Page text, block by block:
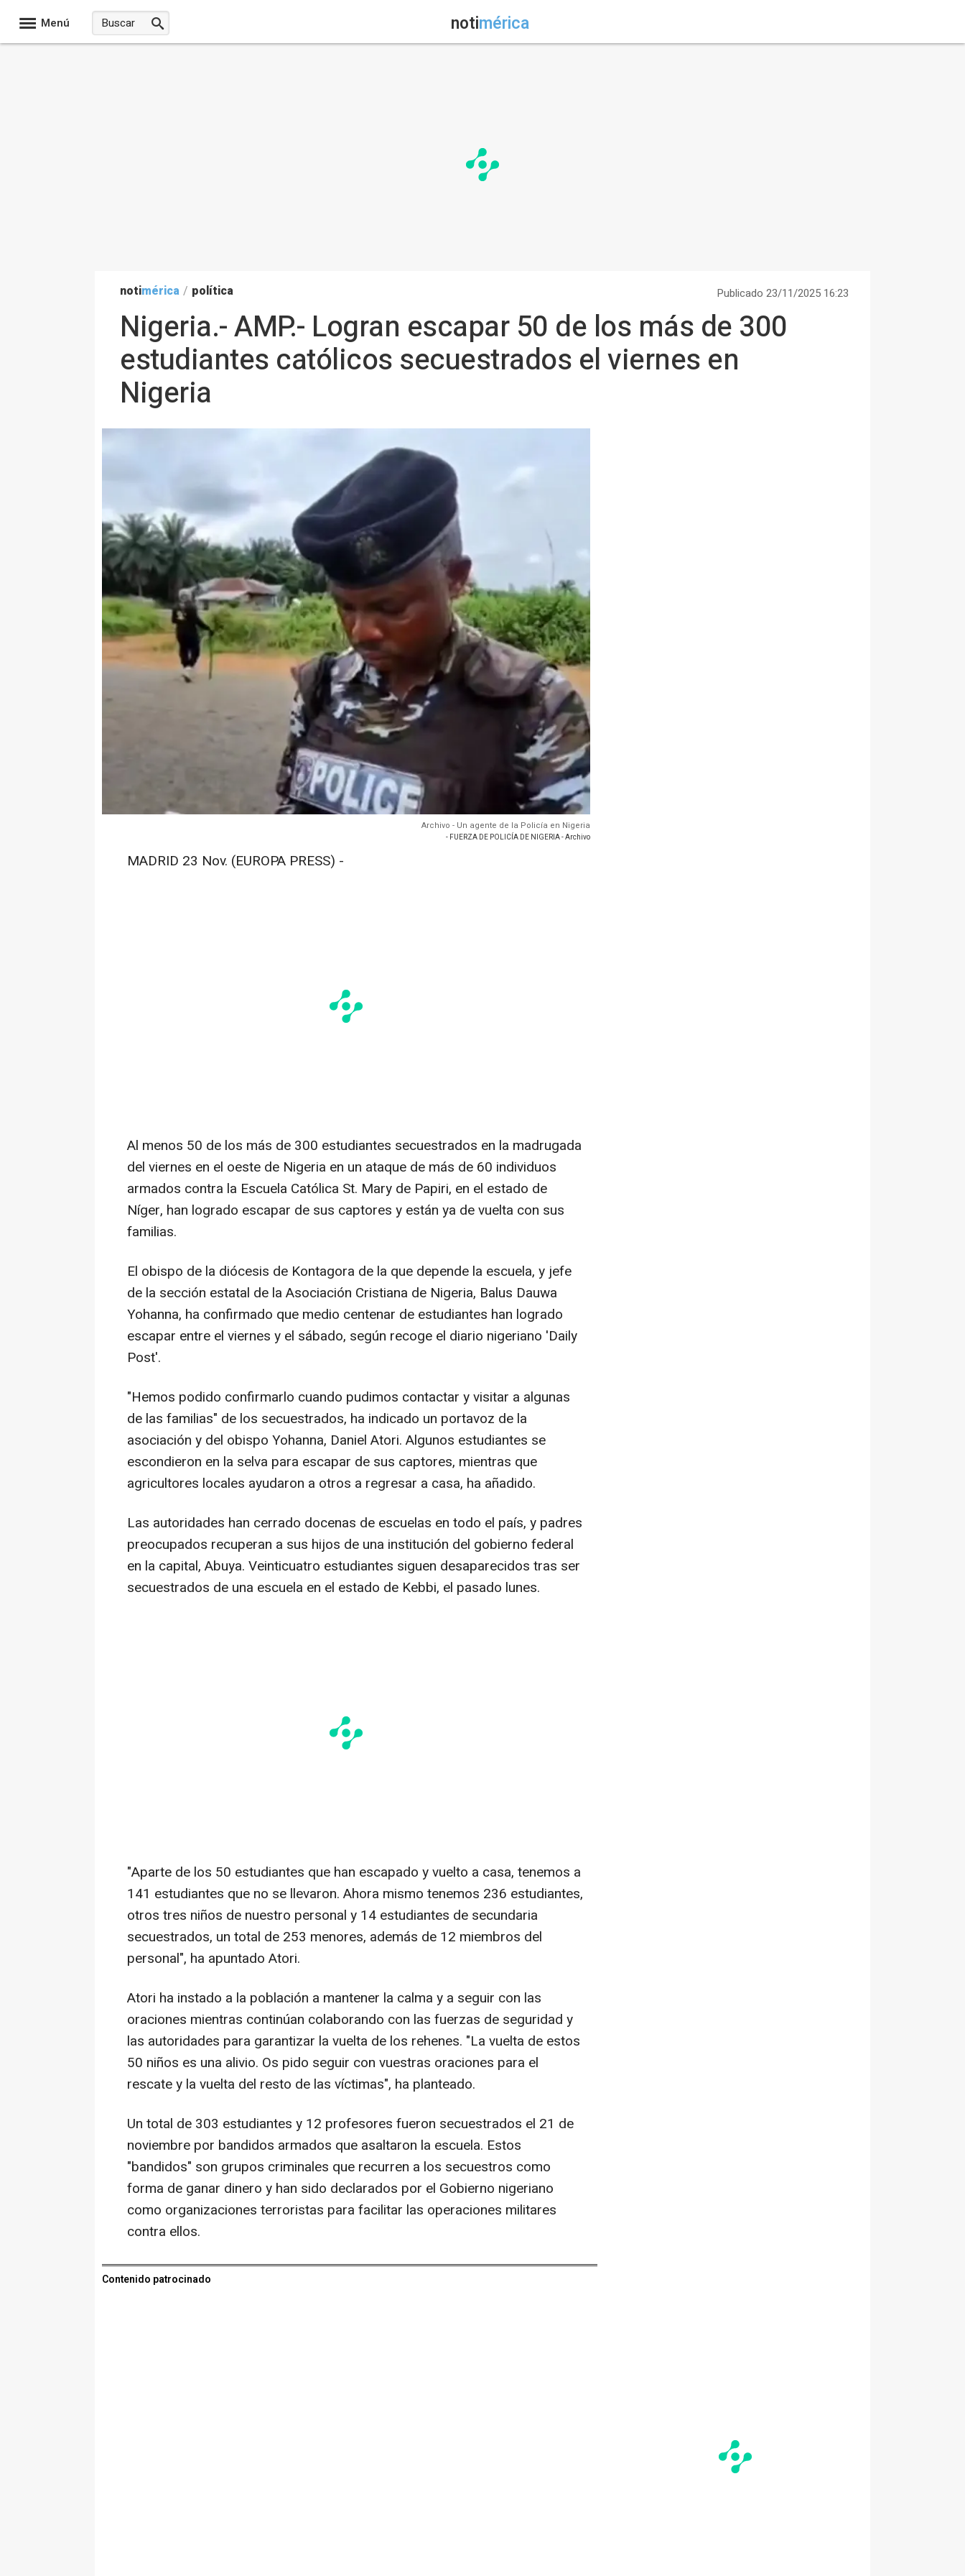
Menú notimérica
notimérica / política Publicado 23/11/2025 16:23
Nigeria.- AMP.- Logran escapar 50 de los más de 300
estudiantes católicos secuestrados el viernes en
Nigeria
Archivo - Un agente de la Policía en Nigeria
- FUERZA DE POLICÍA DE NIGERIA - Archivo
MADRID 23 Nov. (EUROPA PRESS) -
Al menos 50 de los más de 300 estudiantes secuestrados en la madrugada
del viernes en el oeste de Nigeria en un ataque de más de 60 individuos
armados contra la Escuela Católica St. Mary de Papiri, en el estado de
Níger, han logrado escapar de sus captores y están ya de vuelta con sus
familias.
El obispo de la diócesis de Kontagora de la que depende la escuela, y jefe
de la sección estatal de la Asociación Cristiana de Nigeria, Balus Dauwa
Yohanna, ha confirmado que medio centenar de estudiantes han logrado
escapar entre el viernes y el sábado, según recoge el diario nigeriano 'Daily
Post'.
"Hemos podido confirmarlo cuando pudimos contactar y visitar a algunas
de las familias" de los secuestrados, ha indicado un portavoz de la
asociación y del obispo Yohanna, Daniel Atori. Algunos estudiantes se
escondieron en la selva para escapar de sus captores, mientras que
agricultores locales ayudaron a otros a regresar a casa, ha añadido.
Las autoridades han cerrado docenas de escuelas en todo el país, y padres
preocupados recuperan a sus hijos de una institución del gobierno federal
en la capital, Abuya. Veinticuatro estudiantes siguen desaparecidos tras ser
secuestrados de una escuela en el estado de Kebbi, el pasado lunes.
"Aparte de los 50 estudiantes que han escapado y vuelto a casa, tenemos a
141 estudiantes que no se llevaron. Ahora mismo tenemos 236 estudiantes,
otros tres niños de nuestro personal y 14 estudiantes de secundaria
secuestrados, un total de 253 menores, además de 12 miembros del
personal", ha apuntado Atori.
Atori ha instado a la población a mantener la calma y a seguir con las
oraciones mientras continúan colaborando con las fuerzas de seguridad y
las autoridades para garantizar la vuelta de los rehenes. "La vuelta de estos
50 niños es una alivio. Os pido seguir con vuestras oraciones para el
rescate y la vuelta del resto de las víctimas", ha planteado.
Un total de 303 estudiantes y 12 profesores fueron secuestrados el 21 de
noviembre por bandidos armados que asaltaron la escuela. Estos
"bandidos" son grupos criminales que recurren a los secuestros como
forma de ganar dinero y han sido declarados por el Gobierno nigeriano
como organizaciones terroristas para facilitar las operaciones militares
contra ellos.
Contenido patrocinado